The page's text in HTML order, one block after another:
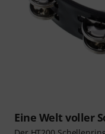
Eine Welt voller